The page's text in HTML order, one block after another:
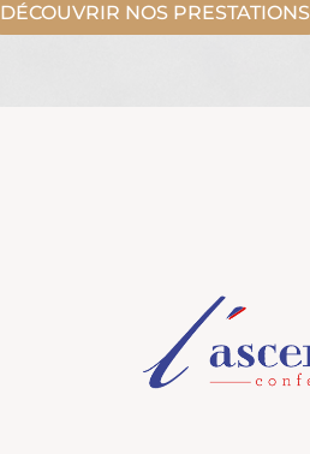
DÉCOUVRIR NOS PRESTATIONS